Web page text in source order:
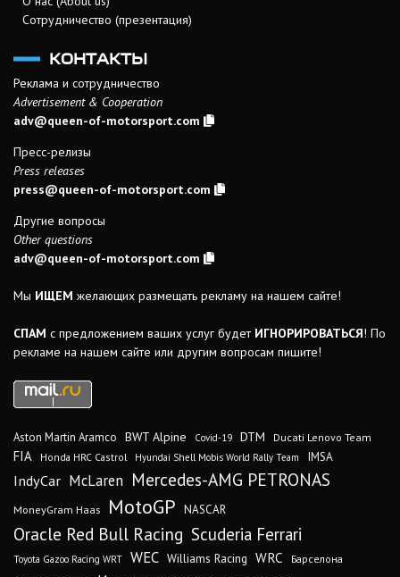
Сотрудничество (презентация)
КОНТАКТЫ
Реклама и сотрудничество
Advertisement & Cooperation
adv@queen-of-motorsport.com
Пресс-релизы
Press releases
press@queen-of-motorsport.com
Другие вопросы
Other questions
adv@queen-of-motorsport.com
Мы ИЩЕМ желающих размещать рекламу на нашем сайте!
СПАМ с предложением ваших услуг будет ИГНОРИРОВАТЬСЯ! По
рекламе на нашем сайте или другим вопросам пишите!
Aston Martin Aramco BWT Alpine Covid-19 DTM Ducati Lenovo Team
FIA Honda HRC Castrol Hyundai Shell Mobis World Rally Team IMSA
IndyCar McLaren Mercedes-AMG PETRONAS
MoneyGram Haas MotoGP NASCAR
Oracle Red Bull Racing Scuderia Ferrari
Toyota Gazoo Racing WRT WEC Williams Racing WRC
Барселона